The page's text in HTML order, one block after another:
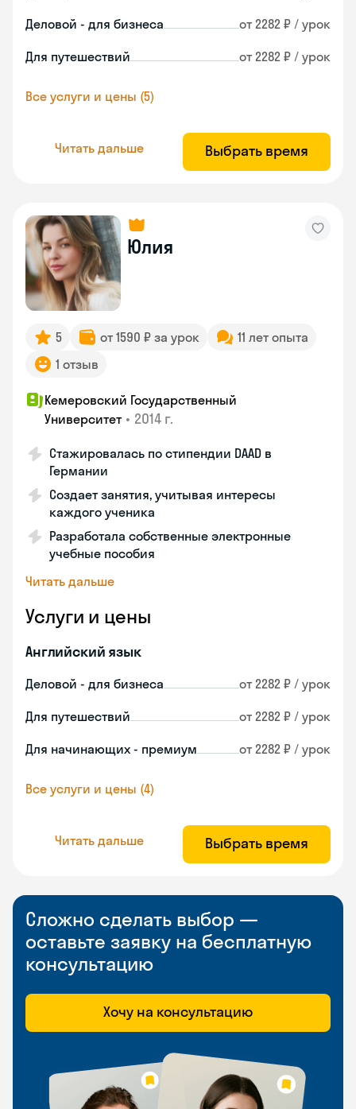
Деловой - для бизнеса от 2282 ₽ / урок
Для путешествий от 2282 ₽ / урок
Все услуги и цены (5)
Читать дальше Выбрать время
Юлия
5 от 1590 ₽ за урок
11 лет опыта
1 отзыв
Кемеровский Государственный
Университет • 2014 г.
Стажировалась по стипендии DAAD в
Германии
Создает занятия, учитывая интересы
каждого ученика
Разработала собственные электронные
учебные пособия
Читать дальше
Услуги и цены
Английский язык
Деловой - для бизнеса от 2282 ₽ / урок
Для путешествий от 2282 ₽ / урок
Для начинающих - премиум от 2282 ₽ / урок
Все услуги и цены (4)
Читать дальше Выбрать время
Сложно сделать выбор —
оставьте заявку на бесплатную
консультацию
Хочу на консультацию